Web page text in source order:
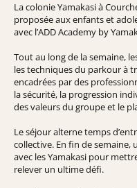
La colonie Yamakasi à
proposée aux enfants et
avec l’ADD Academy by
Tout au long de la semaine,
les techniques du parkour à
encadrées par des
la sécurité, la progression
des valeurs du groupe et le
Le séjour alterne temps
collective. En fin de
avec les Yamakasi pour
relever un ultime défi.